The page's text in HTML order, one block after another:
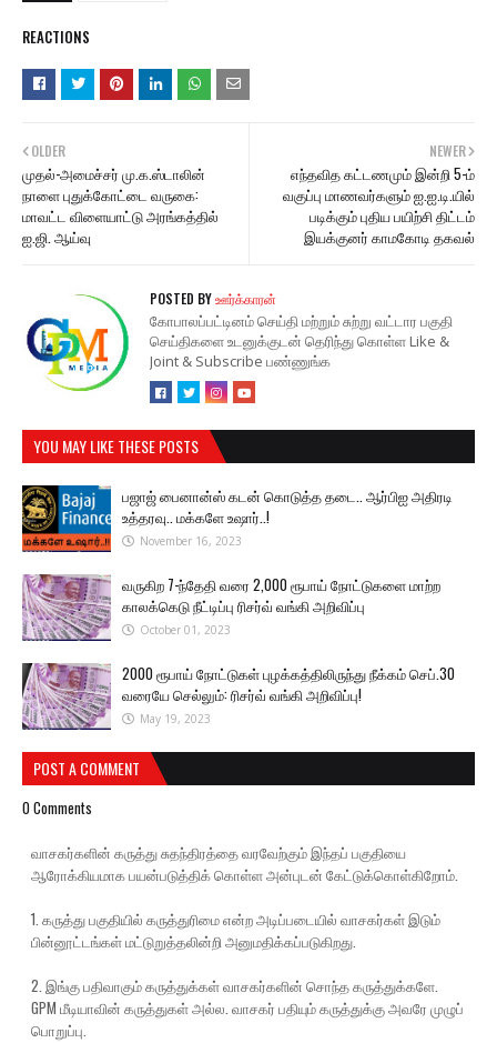
REACTIONS
NEWER
எந்தவித கட்டணமும் இன்றி 5-ம்
வகுப்பு மாணவர்களும் ஐ.ஐ.டி.யில்
படிக்கும் புதிய பயிற்சி திட்டம்
இயக்குனர் காமகோடி தகவல்
OLDER
முதல்-அமைச்சர் மு.க.ஸ்டாலின்
நாளை புதுக்கோட்டை வருகை:
மாவட்ட விளையாட்டு அரங்கத்தில்
ஐ.ஜி. ஆய்வு
POSTED BYஊர்க்காரன்
கோபாலப்பட்டினம் செய்தி மற்றும் சுற்று வட்டார பகுதி
செய்திகளை உடனுக்குடன் தெரிந்து கொள்ள Like &
Joint & Subscribe பண்ணுங்க
YOU MAY LIKE THESE POSTS
பஜாஜ் பைனான்ஸ் கடன் கொடுத்த தடை.. ஆர்பிஐ அதிரடி
உத்தரவு.. மக்களே உஷார்..!
November 16, 2023
வருகிற 7-ந்தேதி வரை 2,000 ரூபாய் நோட்டுகளை மாற்ற
காலக்கெடு நீட்டிப்பு ரிசர்வ் வங்கி அறிவிப்பு
October 01, 2023
2000 ரூபாய் நோட்டுகள் புழக்கத்திலிருந்து நீக்கம் செப்.30
வரையே செல்லும்: ரிசர்வ் வங்கி அறிவிப்பு!
May 19, 2023
POST A COMMENT
0 Comments
வாசகர்களின் கருத்து சுதந்திரத்தை வரவேற்கும் இந்தப் பகுதியை
ஆரோக்கியமாக பயன்படுத்திக் கொள்ள அன்புடன் கேட்டுக்கொள்கிறோம்.
1. கருத்து பகுதியில் கருத்துரிமை என்ற அடிப்படையில் வாசகர்கள் இடும்
பின்னூட்டங்கள் மட்டுறுத்தலின்றி அனுமதிக்கப்படுகிறது.
2. இங்கு பதிவாகும் கருத்துக்கள் வாசகர்களின் சொந்த கருத்துக்களே.
GPM மீடியாவின் கருத்துகள் அல்ல. வாசகர் பதியும் கருத்துக்கு அவரே முழுப்
பொறுப்பு.